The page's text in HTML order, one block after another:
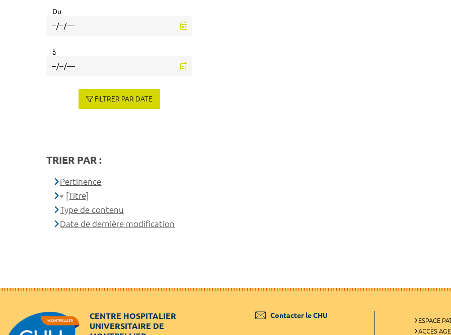
Du
à
FILTRER PAR DATE
TRIER PAR :
Pertinence
[Titre]
Type de contenu
Date de dernière modification
CENTRE HOSPITALIER
UNIVERSITAIRE DE
Contacter le CHU
ESPACE
ACCÈS